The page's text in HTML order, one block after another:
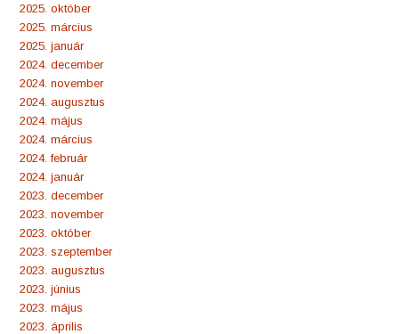
2025. október
2025. március
2025. január
2024. december
2024. november
2024. augusztus
2024. május
2024. március
2024. február
2024. január
2023. december
2023. november
2023. október
2023. szeptember
2023. augusztus
2023. június
2023. május
2023. április